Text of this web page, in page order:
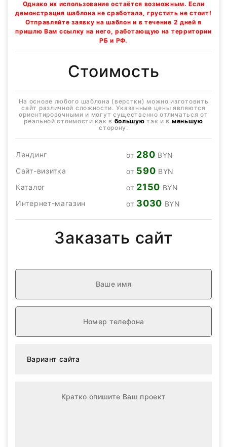
Однако их использование остаётся возможным. Если
демонстрация шаблона не сработала, грустить не стоит!
Отправляйте заявку на шаблон и в течение 2 дней я
пришлю Вам ссылку на него, работающую на территории
РБ и РФ.
Стоимость
На основе любого шаблона (верстки) можно изготовить
сайт различной сложности. Указанные цены являются
ориентировочными и могут существенно отличаться от
реальной стоимости как в большую так и в меньшую
сторону.
Лендинг от 280 BYN
Сайт-визитка
от 590 BYN
Каталог
от 2150 BYN
Интернет-магазин
от 3030 BYN
Заказать сайт